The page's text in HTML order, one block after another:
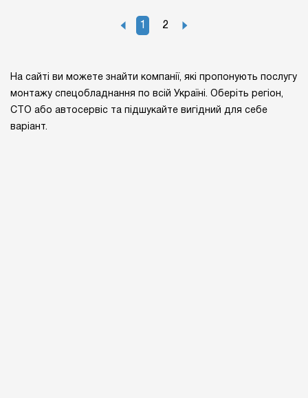
1 2
На сайті ви можете знайти компанії, які пропонують послугу
монтажу спецобладнання по всій Україні. Оберіть регіон,
СТО або автосервіс та підшукайте вигідний для себе
варіант.